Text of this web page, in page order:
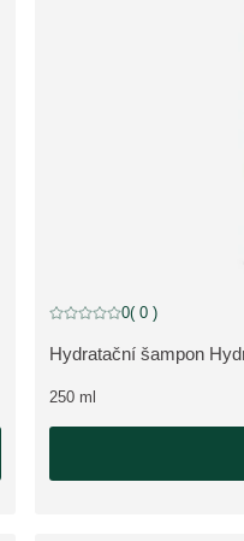
NOVINKA
ZOBRAZIT PRODUKT:
Hydratační šampon
Aktuální hodnocení: 0 z 5
0( 0 )
250 ml